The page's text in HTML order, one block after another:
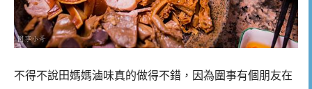
不得不說田媽媽滷味真的做得不錯，因為圍事有個朋友在